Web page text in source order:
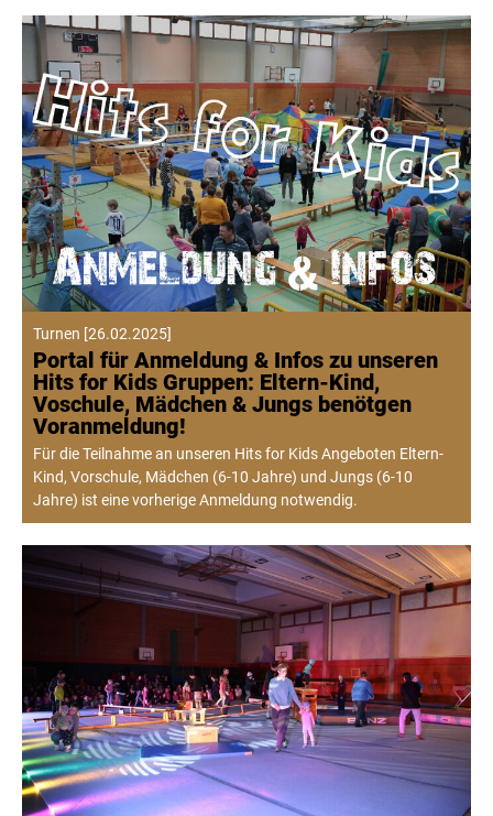
Turnen [26.02.2025]
Portal für Anmeldung & Infos zu unseren
Hits for Kids Gruppen: Eltern-Kind,
Voschule, Mädchen & Jungs benötgen
Voranmeldung!
Für die Teilnahme an unseren Hits for Kids Angeboten Eltern-
Kind, Vorschule, Mädchen (6-10 Jahre) und Jungs (6-10
Jahre) ist eine vorherige Anmeldung notwendig.